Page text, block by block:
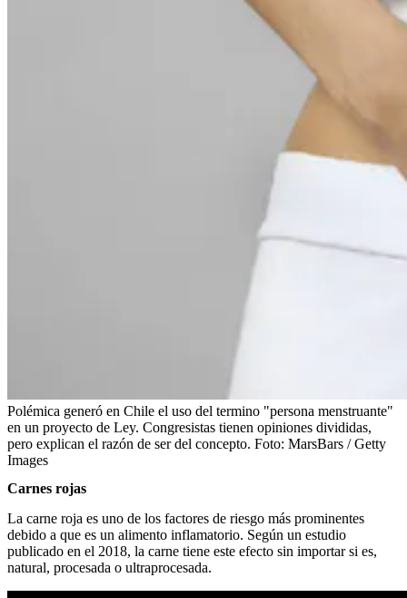
Polémica generó en Chile el uso del termino "persona menstruante"
en un proyecto de Ley. Congresistas tienen opiniones divididas,
pero explican el razón de ser del concepto. Foto: MarsBars / Getty
Images
Carnes rojas
La carne roja es uno de los factores de riesgo más prominentes
debido a que es un alimento inflamatorio. Según un estudio
publicado en el 2018, la carne tiene este efecto sin importar si es,
natural, procesada o ultraprocesada.